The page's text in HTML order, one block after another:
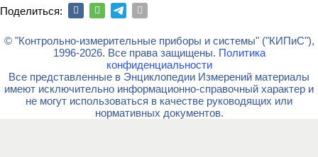
Поделиться:
© "Контрольно-измерительные приборы и системы" ("КИПиС"),
1996-2026. Все права защищены. Политика
конфиденциальности
Все представленные в Энциклопедии Измерений материалы
имеют исключительно информационно-справочный характер и
не могут использоваться в качестве руководящих или
нормативных документов.